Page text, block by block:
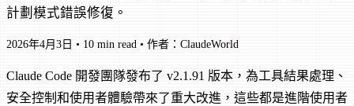
計劃模式錯誤修復。
2026年4月3日 • 10 min read • 作者：ClaudeWorld
Claude Code 開發團隊發布了 v2.1.91 版本，為工具結果處理、
安全控制和使用者體驗帶來了重大改進，這些都是進階使用者